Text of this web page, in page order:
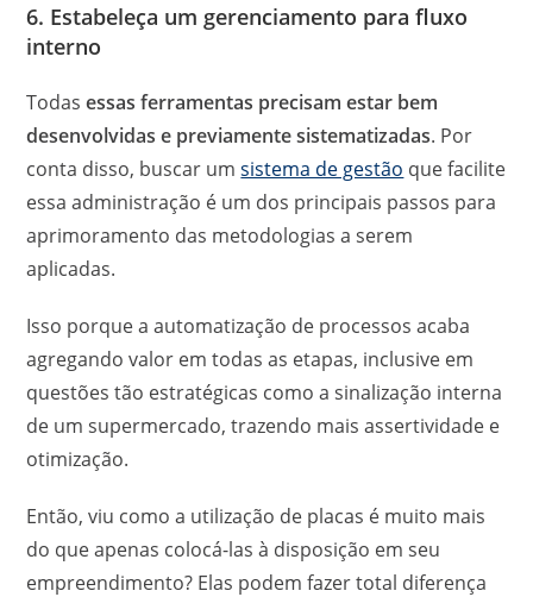
6. Estabeleça um gerenciamento para fluxo
interno
Todasessas ferramentas precisam estar bem
desenvolvidas e previamente sistematizadas. Por
conta disso, buscar umsistema de gestão que facilite
essa administração é um dos principais passos para
aprimoramento das metodologias a serem
aplicadas.
Isso porque a automatização de processos acaba
agregando valor em todas as etapas, inclusive em
questões tão estratégicas como a sinalização interna
de um supermercado, trazendo mais assertividade e
otimização.
Então, viu como a utilização de placas é muito mais
do que apenas colocá-las à disposição em seu
empreendimento? Elas podem fazer total diferença